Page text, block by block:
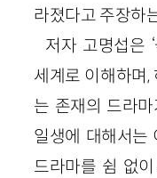
라졌다고 주장하
저자 고명섭은
세계로 이해하며,
는 존재의 드라
일생에 대해서는
드라마를 쉼 없